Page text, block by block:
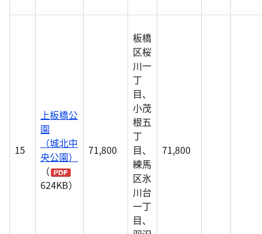
15
上板橋公
園
（城北中
央公園）
（
624KB）
71,800
板橋
区桜
川一
丁
目、
小茂
根五
丁
目、
練馬
区氷
川台
一丁
目、
71,800